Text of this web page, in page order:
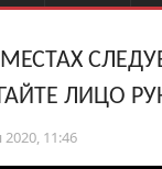
ЛИЦО
11:46